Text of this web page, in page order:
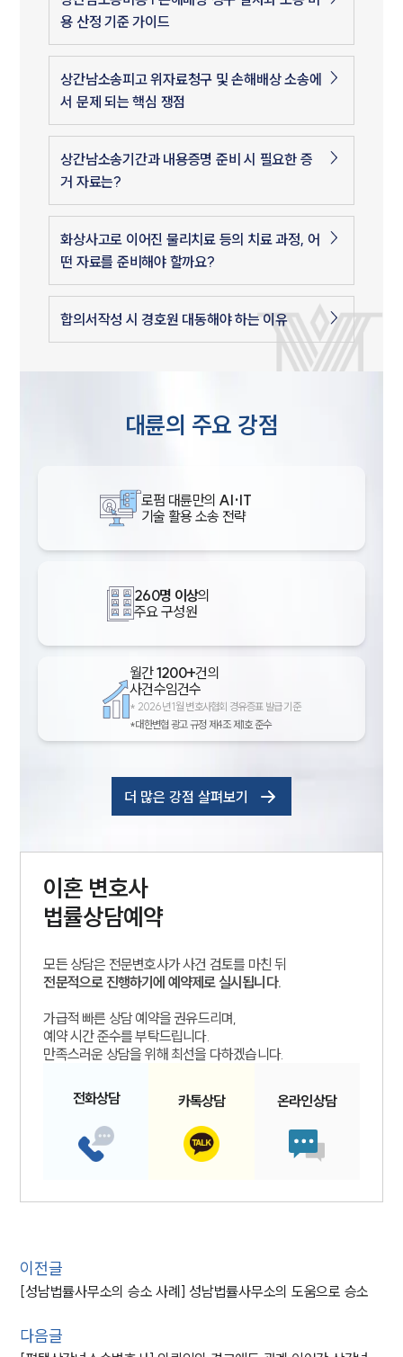
용 산정 기준 가이드
상간남소송피고 위자료청구 및 손해배상 소송에
서 문제 되는 핵심 쟁점
상간남소송기간과 내용증명 준비 시 필요한 증
거 자료는?
화상사고로 이어진 물리치료 등의 치료 과정, 어
떤 자료를 준비해야 할까요?
합의서작성 시 경호원 대동해야 하는 이유
대륜의 주요 강점
로펌 대륜만의 AI·IT
기술 활용 소송 전략
260명 이상의
주요 구성원
월간1200+건의
사건수임건수
* 2026년 1월 변호사협회 경유증표 발급 기준
*대한변협 광고 규정 제4조 제1호 준수
더 많은 강점 살펴보기
이혼 변호사
법률상담예약
모든 상담은 전문변호사가 사건 검토를 마친 뒤
전문적으로 진행하기에 예약제로 실시됩니다.
가급적 빠른 상담 예약을 권유드리며,
예약 시간 준수를 부탁드립니다.
만족스러운 상담을 위해 최선을 다하겠습니다.
전화상담 카톡상담 온라인상담
이전글
[성남법률사무소의 승소 사례] 성남법률사무소의 도움으로 승소
다음글